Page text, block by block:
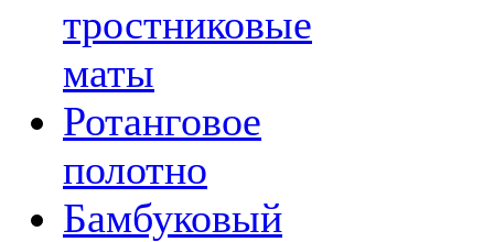
тростниковые
маты
Ротанговое
полотно
Бамбуковый